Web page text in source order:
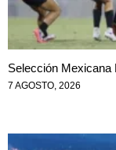
Selección Mexicana
7 AGOSTO, 2026